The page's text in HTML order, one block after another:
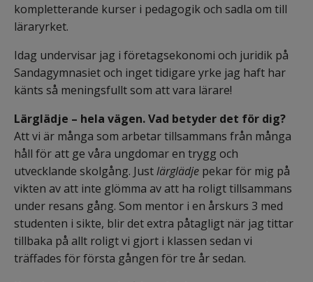
kompletterande kurser i pedagogik och sadla om till
läraryrket.
Idag undervisar jag i företagsekonomi och juridik på
Sandagymnasiet och inget tidigare yrke jag haft har
känts så meningsfullt som att vara lärare!
Lärglädje – hela vägen. Vad betyder det för dig?
Att vi är många som arbetar tillsammans från många
håll för att ge våra ungdomar en trygg och
utvecklande skolgång. Just lärglädje pekar för mig på
vikten av att inte glömma av att ha roligt tillsammans
under resans gång. Som mentor i en årskurs 3 med
studenten i sikte, blir det extra påtagligt när jag tittar
tillbaka på allt roligt vi gjort i klassen sedan vi
träffades för första gången för tre år sedan.